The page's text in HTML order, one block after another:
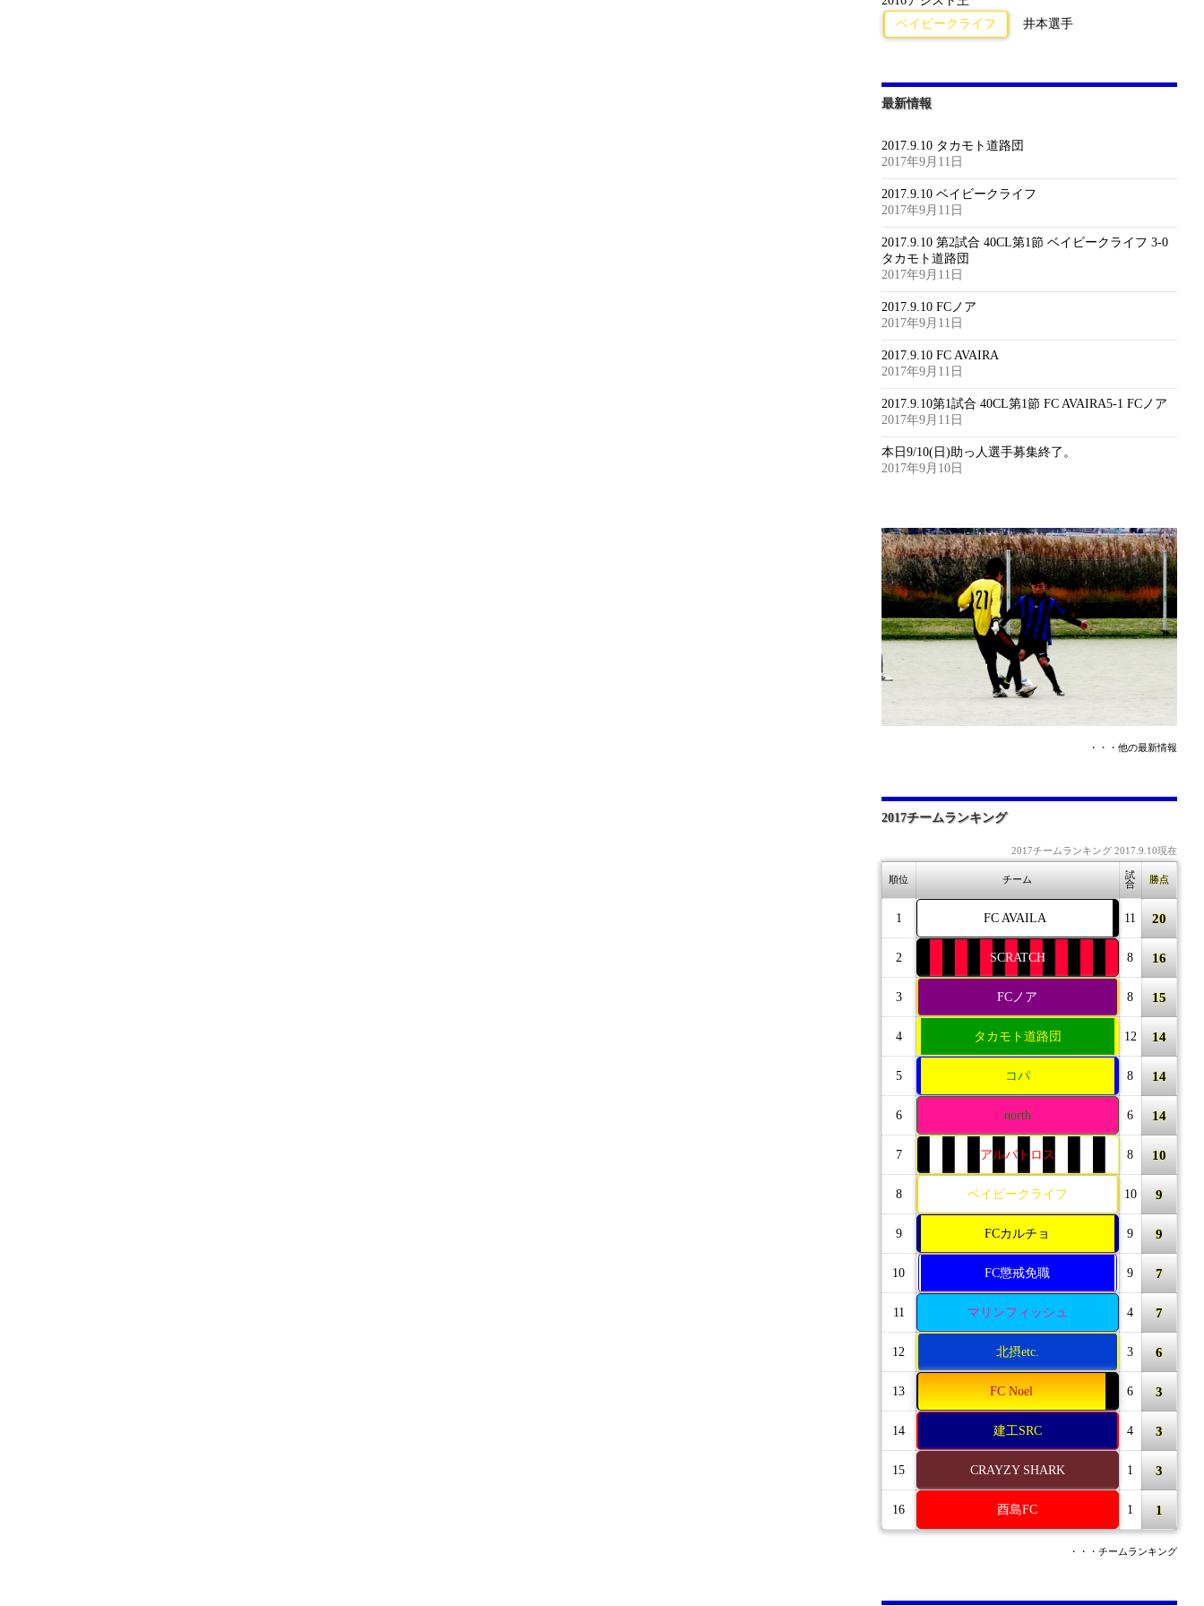
ベイビークライフ
井本選手
最新情報
2017.9.10 タカモト道路団
2017年9月11日
2017.9.10 ベイビークライフ
2017年9月11日
2017.9.10 第2試合 40CL第1節 ベイビークライフ 3-0
タカモト道路団
2017年9月11日
2017.9.10 FCノア
2017年9月11日
2017.9.10 FC AVAIRA
2017年9月11日
2017.9.10第1試合 40CL第1節 FC AVAIRA5-1 FCノア
2017年9月11日
本日9/10(日)助っ人選手募集終了。
2017年9月10日
・・・他の最新情報
2017チームランキング
2017チームランキング 2017.9.10現在
順位 チーム
試
合
勝点
1 FC AVAILA 11 20
2 SCRATCH 8 16
3 FCノア 8 15
4 タカモト道路団 12 14
5 コパ 8 14
6 north 6 14
7 アルバトロス 8 10
8 ベイビークライフ 10 9
9 FCカルチョ 9 9
10 FC懲戒免職 9 7
11 マリンフィッシュ 4 7
12 北摂etc. 3 6
13 FC Noel 6 3
14 建工SRC 4 3
15 CRAYZY SHARK 1 3
16 酉島FC 1 1
・・・チームランキング